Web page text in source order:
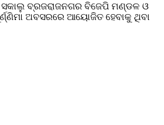
ସକାଲୁ ବ୍ରଜରାଜନଗର ବିଜେପି ମଣ୍ଡଳ ଓ
ଅବସରରେ ଆୟୋଜିତ ହେବାକୁ ଥିବା